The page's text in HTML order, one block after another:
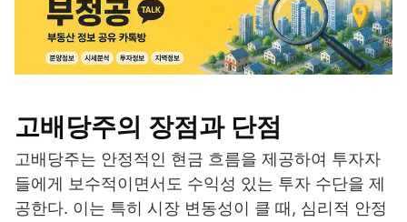
고배당주의 장점과 단점
고배당주는 안정적인 현금 흐름을 제공하여 투자자
들에게 보수적이면서도 수익성 있는 투자 수단을 제
공한다. 이는 특히 시장 변동성이 클 때, 심리적 안정